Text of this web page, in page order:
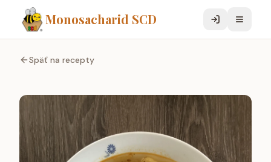
Monosacharid SCD
Späť na recepty